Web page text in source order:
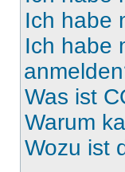
Ich habe
Ich habe
Was ist
Warum
Wozu ist